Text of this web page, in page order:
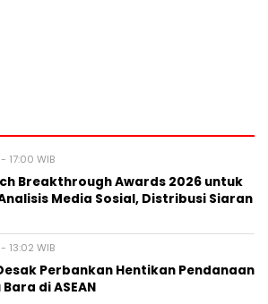
17:00 WIB
Breakthrough Awards 2026 untuk
Media Sosial, Distribusi Siaran
13:02 WIB
Perbankan Hentikan Pendanaan
di ASEAN